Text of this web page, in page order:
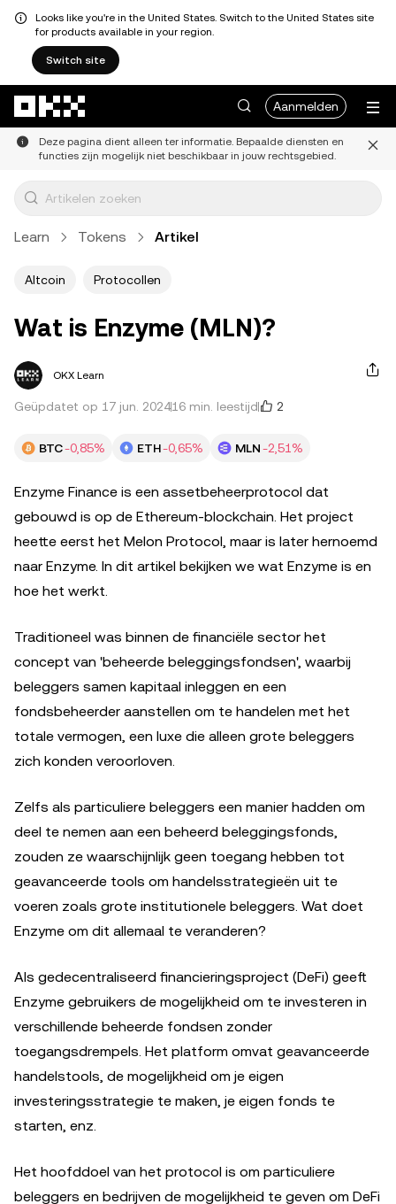
Looks like you're in the United States. Switch to the United States site
for products available in your region.
Switch site
Aanmelden
Deze pagina dient alleen ter informatie. Bepaalde diensten en
functies zijn mogelijk niet beschikbaar in jouw rechtsgebied.
Learn Tokens Artikel
Altcoin Protocollen
Wat is Enzyme (MLN)?
OKX Learn
Geüpdatet op 17 jun. 202416 min. leestijd 2
BTC-0,85% ETH-0,65% MLN-2,51%
Enzyme Finance is een assetbeheerprotocol dat
gebouwd is op de Ethereum-blockchain. Het project
heette eerst het Melon Protocol, maar is later hernoemd
naar Enzyme. In dit artikel bekijken we wat Enzyme is en
hoe het werkt.
Traditioneel was binnen de financiële sector het
concept van 'beheerde beleggingsfondsen', waarbij
beleggers samen kapitaal inleggen en een
fondsbeheerder aanstellen om te handelen met het
totale vermogen, een luxe die alleen grote beleggers
zich konden veroorloven.
Zelfs als particuliere beleggers een manier hadden om
deel te nemen aan een beheerd beleggingsfonds,
zouden ze waarschijnlijk geen toegang hebben tot
geavanceerde tools om handelsstrategieën uit te
voeren zoals grote institutionele beleggers. Wat doet
Enzyme om dit allemaal te veranderen?
Als gedecentraliseerd financieringsproject (DeFi) geeft
Enzyme gebruikers de mogelijkheid om te investeren in
verschillende beheerde fondsen zonder
toegangsdrempels. Het platform omvat geavanceerde
handelstools, de mogelijkheid om je eigen
investeringsstrategie te maken, je eigen fonds te
starten, enz.
Het hoofddoel van het protocol is om particuliere
beleggers en bedrijven de mogelijkheid te geven om DeFi